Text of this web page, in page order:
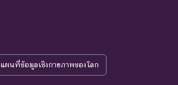
แผนที่ข้อมูลเชิงกายภาพของโลก